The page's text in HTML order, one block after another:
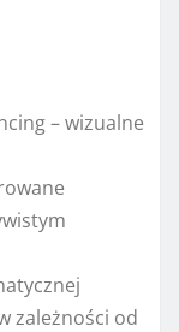
– wizualne
zależności od